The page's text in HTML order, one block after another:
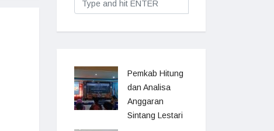
Pemkab Hitung
dan Analisa
Anggaran
Sintang Lestari